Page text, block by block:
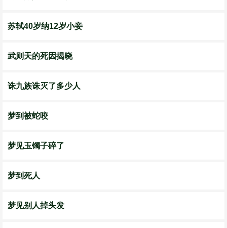
苏轼40岁纳12岁小妾
武则天的死因揭晓
诛九族诛灭了多少人
梦到被蛇咬
梦见玉镯子碎了
梦到死人
梦见别人掉头发